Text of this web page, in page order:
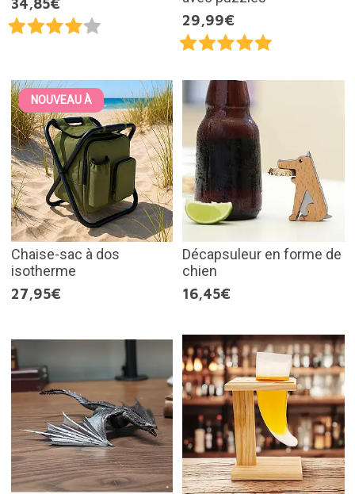
29,99€
NOUVEAU À
Chaise-sac à dos
isotherme
27,95€
Décapsuleur en forme de
chien
16,45€